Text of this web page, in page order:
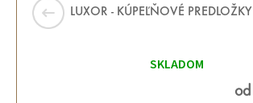
LUXOR - KÚPEĽŇOVÉ PREDLOŽKY
SKLADOM
od